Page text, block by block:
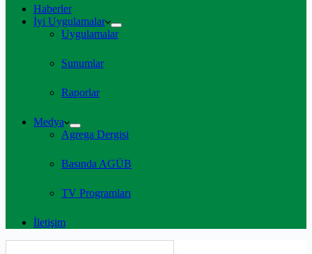
Haberler
İyi Uygulamalar
Uygulamalar
Sunumlar
Raporlar
Medya
Agrega Dergisi
Basında AGÜB
TV Programları
İletişim